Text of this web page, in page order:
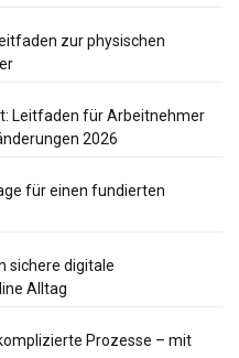
zur physischen
Leitfaden für Arbeitnehmer
2026
für einen fundierten
sichere digitale
Alltag
Prozesse – mit